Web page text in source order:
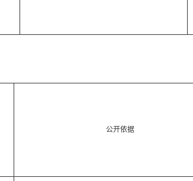
公开依据